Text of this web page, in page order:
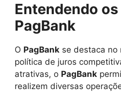
Entendendo
PagBank
O PagBank se destaca no
política de juros
atrativas, o PagBank
realizem diversas